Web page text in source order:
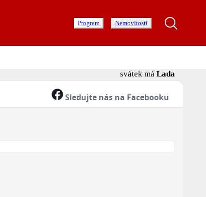
Program Nemovitosti
svátek má Lada
Sledujte nás na Facebooku